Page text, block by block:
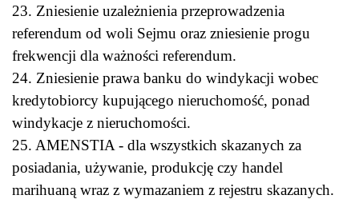
23. Zniesienie uzależnienia przeprowadzenia
referendum od woli Sejmu oraz zniesienie progu
frekwencji dla ważności referendum.
24. Zniesienie prawa banku do windykacji wobec
kredytobiorcy kupującego nieruchomość, ponad
windykacje z nieruchomości.
25. AMENSTIA - dla wszystkich skazanych za
posiadania, używanie, produkcję czy handel
marihuaną wraz z wymazaniem z rejestru skazanych.